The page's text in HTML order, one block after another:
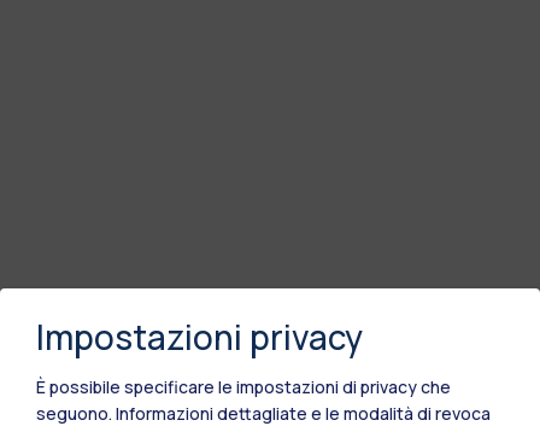
Impostazioni privacy
È possibile specificare le impostazioni di privacy che
seguono. Informazioni dettagliate e le modalità di revoca